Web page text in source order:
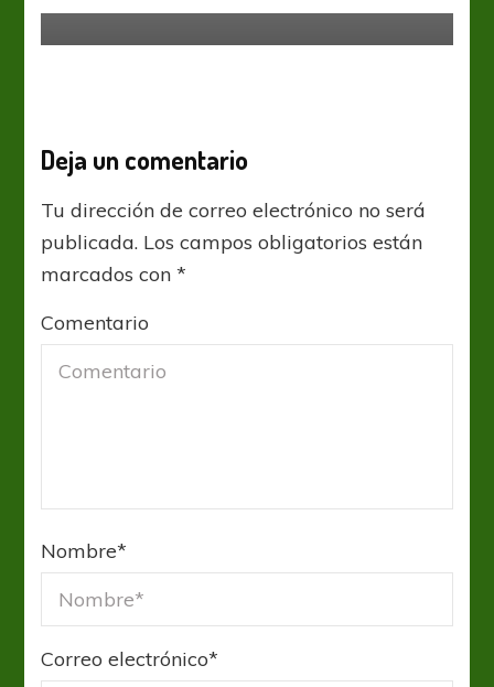
Deja un comentario
Tu dirección de correo electrónico no será
publicada. Los campos obligatorios están
marcados con*
Comentario
Nombre*
Correo electrónico*